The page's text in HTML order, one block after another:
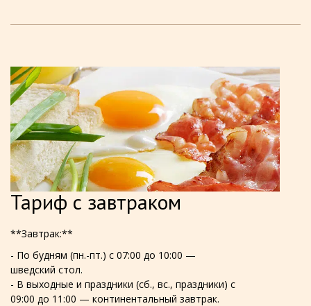
Тариф с завтраком
**Завтрак:**
- По будням (пн.-пт.) с 07:00 до 10:00 —
шведский стол.
- В выходные и праздники (сб., вс., праздники) с
09:00 до 11:00 — континентальный завтрак.